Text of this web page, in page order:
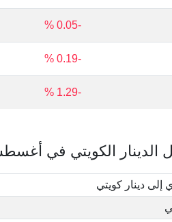
-0.05 %
-0.19 %
-1.29 %